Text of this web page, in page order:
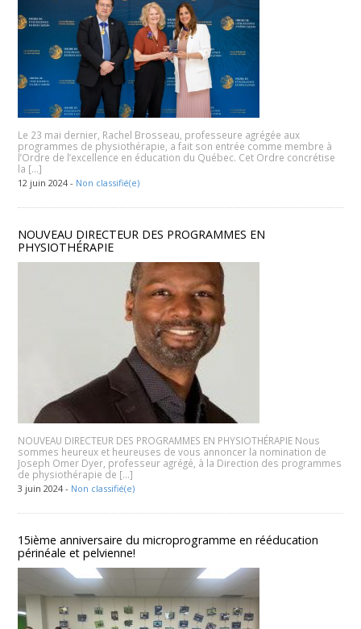
Le 23 mai dernier, Rachel Brosseau, professeure agrégée aux
programmes de physiothérapie, a fait son entrée comme membre à
l’Ordre de l’excellence en éducation du Québec. Cet Ordre concrétise
la […]
12 juin 2024 - Non classifié(e)
NOUVEAU DIRECTEUR DES PROGRAMMES EN
PHYSIOTHÉRAPIE
NOUVEAU DIRECTEUR DES PROGRAMMES EN PHYSIOTHÉRAPIE Nous
sommes heureux et heureuses de vous annoncer la nomination de
Joseph Omer Dyer, professeur agrégé, à la Direction des programmes
de physiothérapie de […]
3 juin 2024 - Non classifié(e)
15ième anniversaire du microprogramme en rééducation
périnéale et pelvienne!